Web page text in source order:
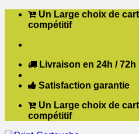
Passer Un Large choix de
compétitif
Livraison en 24h / 72h
Satisfaction garantie
Un Large choix de
compétitif